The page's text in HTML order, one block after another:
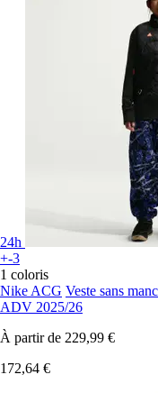
24h
+-3
1 coloris
Nike ACG Veste sans
ADV 2025/26
À partir de 229,99 €
172,64 €